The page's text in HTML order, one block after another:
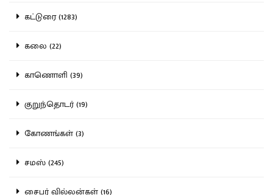
கட்டுரை (1283)
கலை (22)
காணொளி (39)
குறுந்தொடர் (19)
கோணங்கள் (3)
சமஸ் (245)
சைபர் வில்லன்கள் (16)